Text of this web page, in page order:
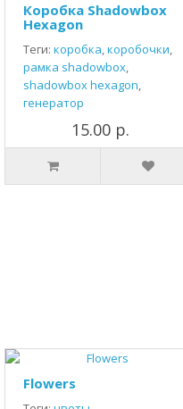
Коробка Shadowbox
Hexagon
Теги: коробка,коробочки,
рамка shadowbox,
shadowbox hexagon,
генератор
15.00 р.
Flowers